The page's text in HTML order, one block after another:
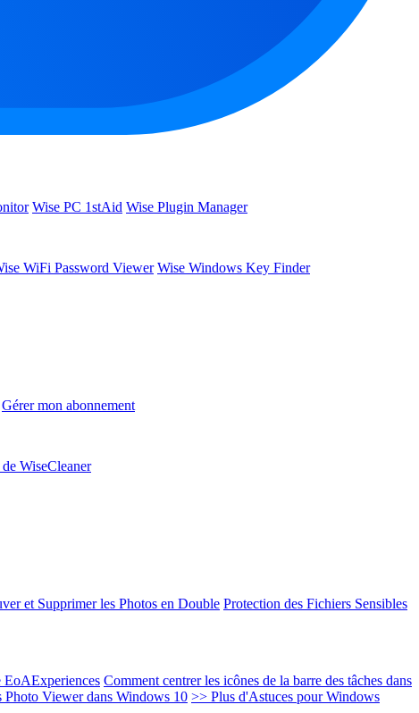
Wise PC 1stAid Wise Plugin Manager
WiFi Password Viewer Wise Windows Key Finder
Gérer mon abonnement
WiseCleaner
et Supprimer les Photos en Double Protection des Fichiers Sensibles
EoAExperiences Comment centrer les icônes de la barre des tâches dans
Viewer dans Windows 10 >> Plus d'Astuces pour Windows